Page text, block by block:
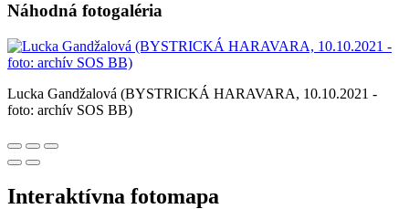
Náhodná fotogaléria
Lucka Gandžalová (BYSTRICKÁ HARAVARA, 10.10.2021 -
foto: archív SOS BB)
Interaktívna fotomapa